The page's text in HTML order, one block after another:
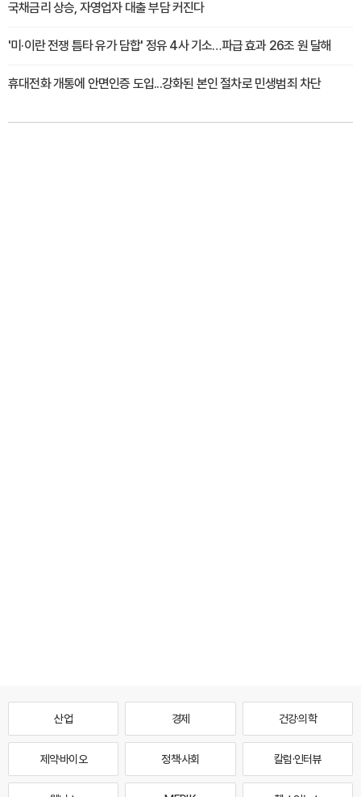
국채금리 상승, 자영업자 대출 부담 커진다
'미·이란 전쟁 틈타 유가 담합' 정유 4사 기소…파급 효과 26조 원 달해
휴대전화 개통에 안면인증 도입...강화된 본인 절차로 민생범죄 차단
산업 경제 건강·의학
제약·바이오 정책·사회 칼럼·인터뷰